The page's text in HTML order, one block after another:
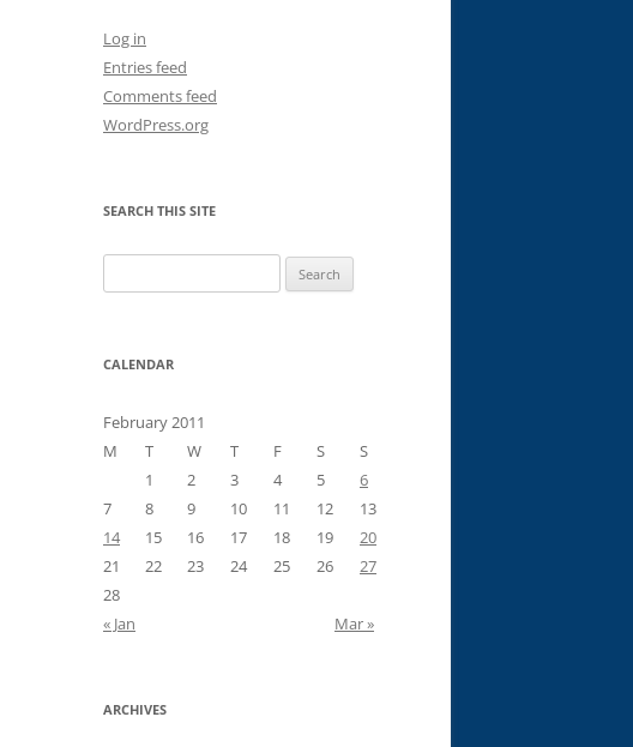
Log in
Entries feed
Comments feed
WordPress.org
SEARCH THIS SITE
for:
CALENDAR
February 2011
M
T W T F S
S
1
2 3 4 5
6
7
8 9 10 11 12
13
14
15 16 17 18 19
20
21
22 23 24 25 26
27
28
« Jan
Mar »
ARCHIVES